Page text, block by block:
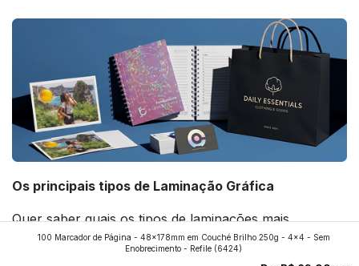
Os principais tipos de Laminação Gráfica
Quer saber quais os tipos de laminações mais
aplicados nos impressos da gráfica FuturaIM? Então,
100 Marcador de Página - 48x178mm em Couché Brilho 250g - 4x4 - Sem
Enobrecimento - Refile (6424)